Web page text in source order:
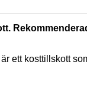
ett kosttillskott